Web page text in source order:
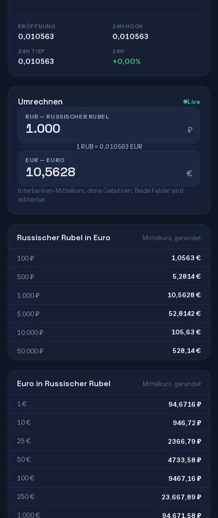
ERÖFFNUNG
0,010563
24H HOCH
0,010563
24H TIEF
0,010563
24H
+0,00%
Umrechnen Live
RUB — RUSSISCHER RUBEL
₽
1 RUB = 0,010563 EUR
EUR — EURO
€
Interbanken-Mittelkurs, ohne Gebühren. Beide Felder sind
editierbar.
Russischer Rubel in Euro Mittelkurs, gerundet
100 ₽ 1,0563 €
500 ₽ 5,2814 €
1.000 ₽ 10,5628 €
5.000 ₽ 52,8142 €
10.000 ₽ 105,63 €
50.000 ₽ 528,14 €
Euro in Russischer Rubel Mittelkurs, gerundet
1 € 94,6716 ₽
10 € 946,72 ₽
25 € 2366,79 ₽
50 € 4733,58 ₽
100 € 9467,16 ₽
250 € 23.667,89 ₽
1.000 € 94.671,58 ₽